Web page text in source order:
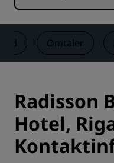
Omtaler
Radisson
Hotel,